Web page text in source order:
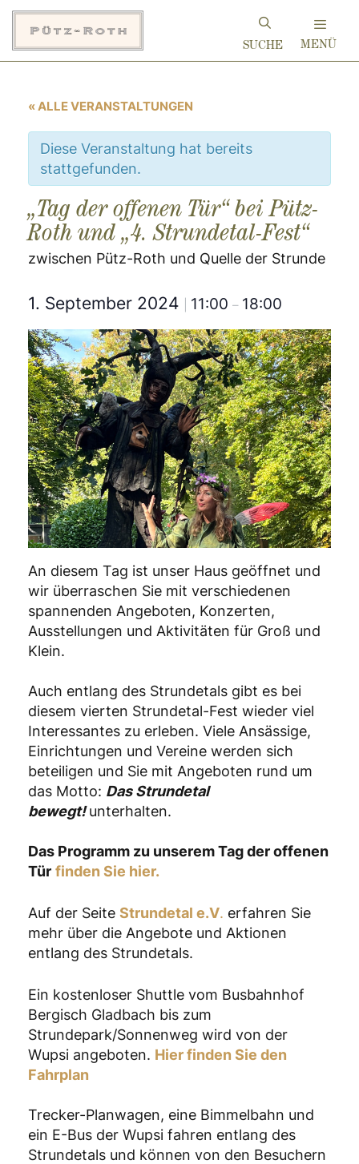
Zum
Inhalt
springen
MENÜ
« ALLE VERANSTALTUNGEN
Diese Veranstaltung hat bereits
stattgefunden.
„Tag der offenen Tür“ bei Pütz-
Roth und „4. Strundetal-Fest“
zwischen Pütz-Roth und Quelle der Strunde
1. September 2024 11:00 – 18:00
An diesem Tag ist unser Haus geöffnet und
wir überraschen Sie mit verschiedenen
spannenden Angeboten, Konzerten,
Ausstellungen und Aktivitäten für Groß und
Klein.
Auch entlang des Strundetals gibt es bei
diesem vierten Strundetal-Fest wieder viel
Interessantes zu erleben. Viele Ansässige,
Einrichtungen und Vereine werden sich
beteiligen und Sie mit Angeboten rund um
das Motto: Das Strundetal
bewegt! unterhalten.
Das Programm zu unserem Tag der offenen
Tür finden Sie hier.
Auf der Seite Strundetal e.V. erfahren Sie
mehr über die Angebote und Aktionen
entlang des Strundetals.
Ein kostenloser Shuttle vom Busbahnhof
Bergisch Gladbach bis zum
Strundepark/Sonnenweg wird von der
Wupsi angeboten. Hier finden Sie den
Fahrplan
Trecker-Planwagen, eine Bimmelbahn und
ein E-Bus der Wupsi fahren entlang des
Strundetals und können von den Besuchern